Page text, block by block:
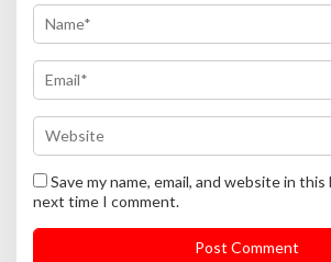
Save my name, email, and website in
next time I comment.